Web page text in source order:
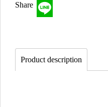
Share
Product description